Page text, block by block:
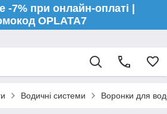
-7% при онлайн-оплаті |
OPLATA7
Водичні системи Воронки для